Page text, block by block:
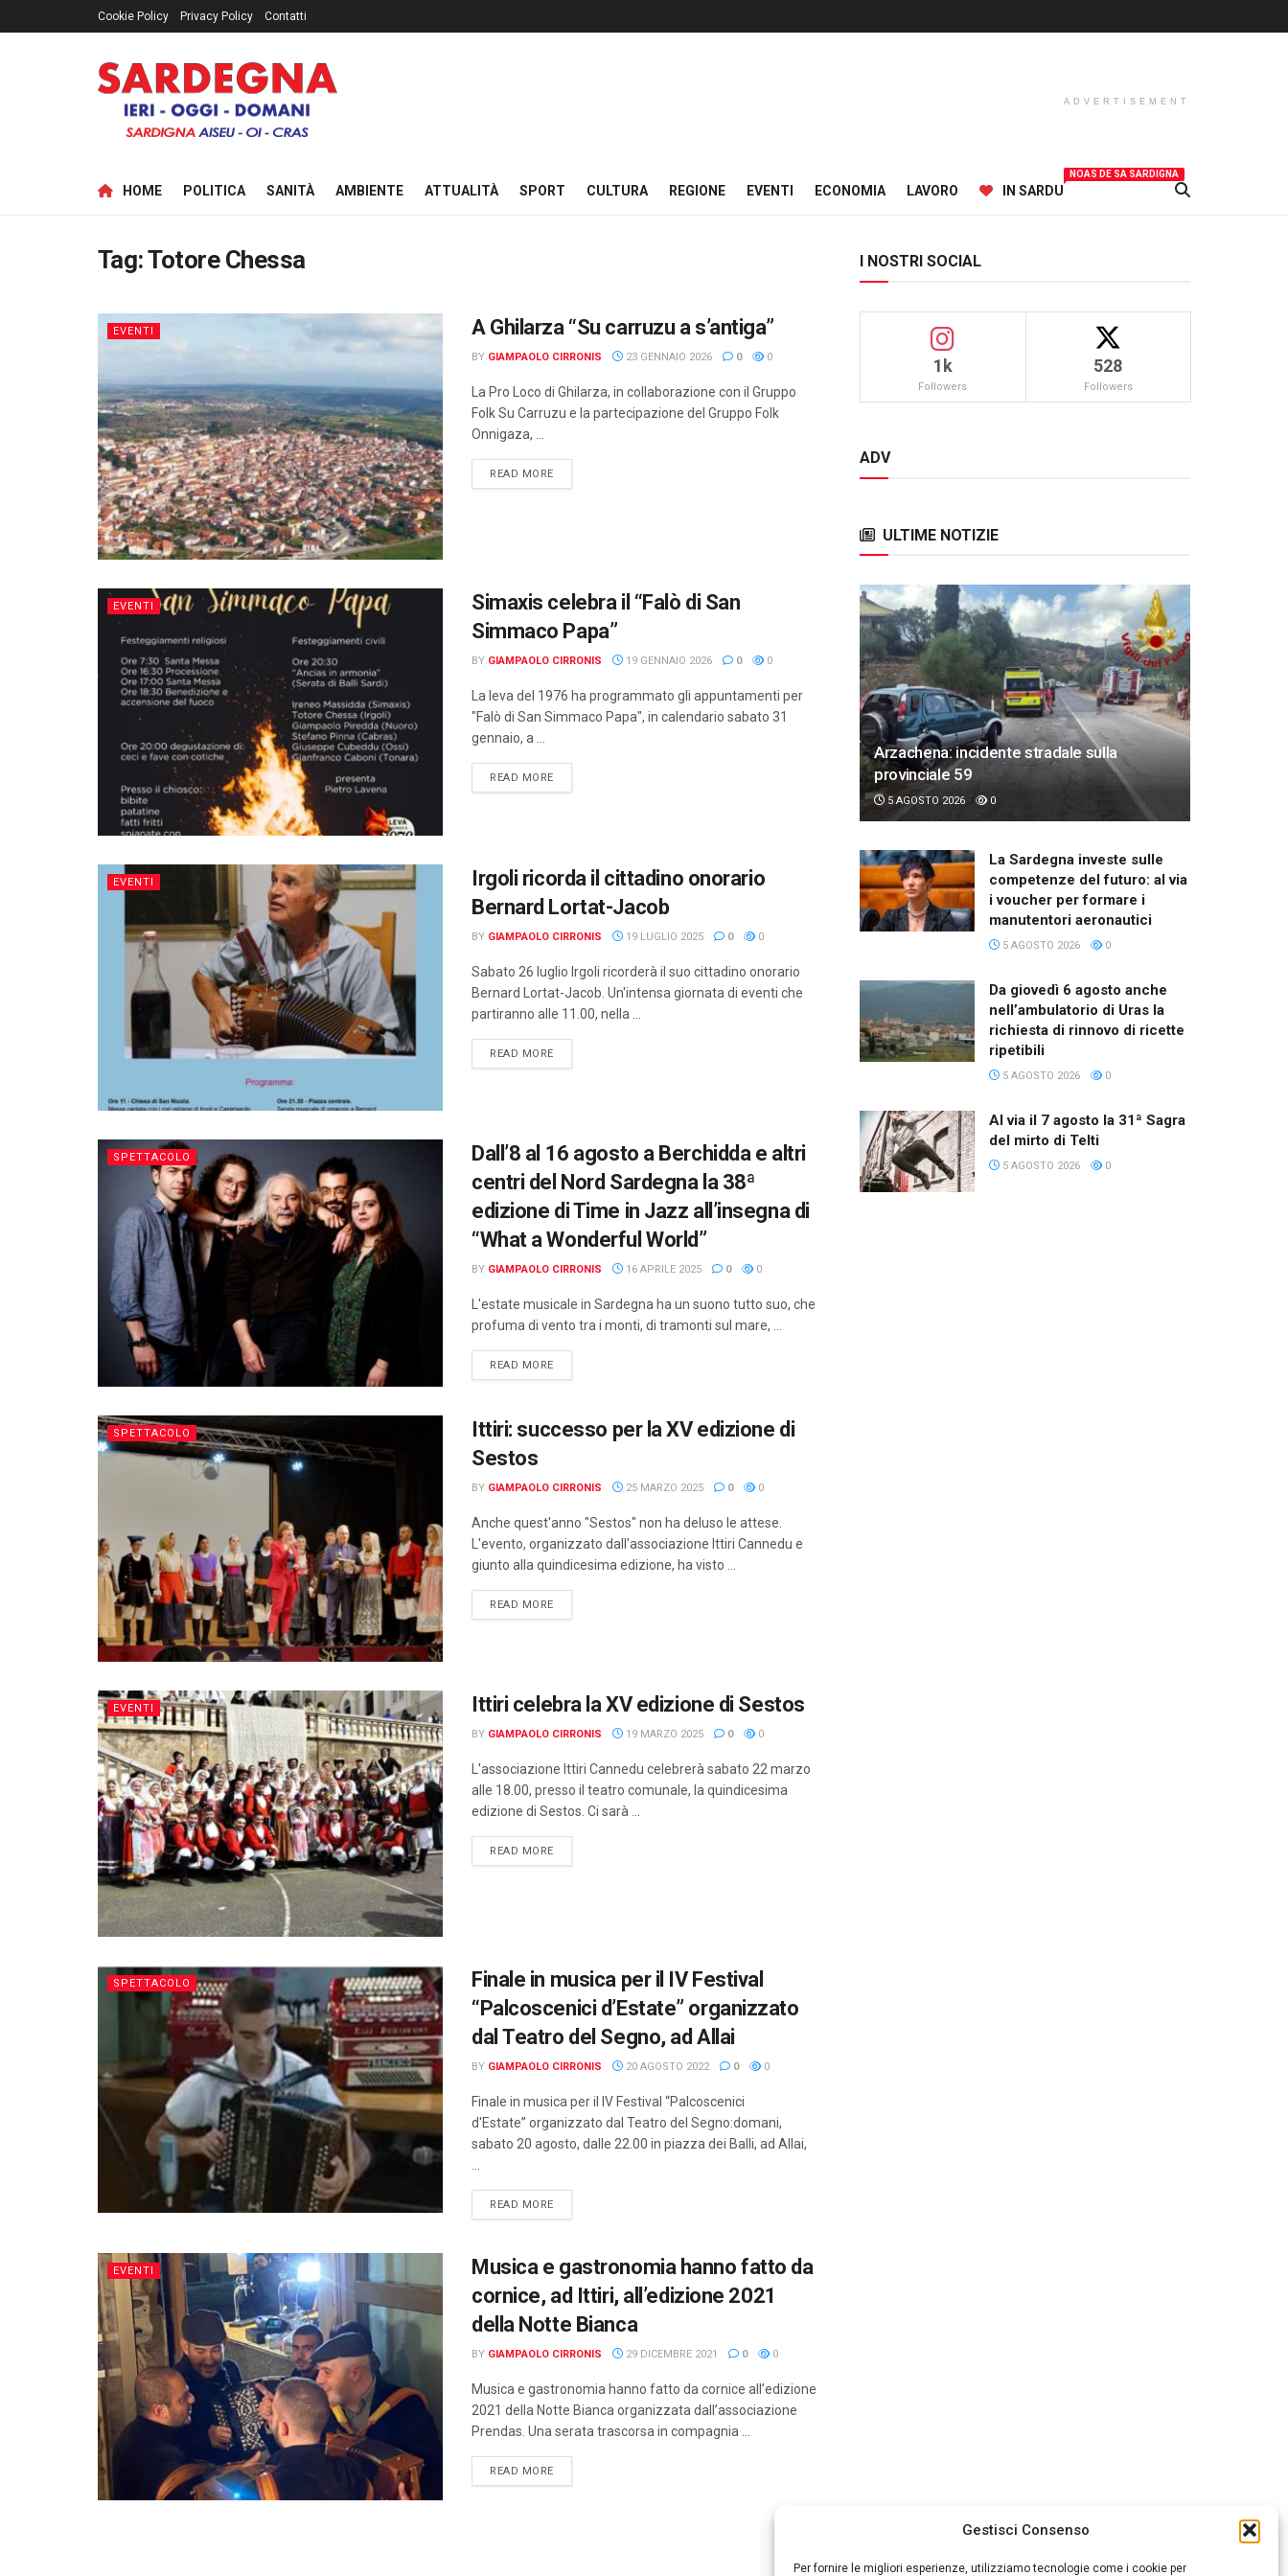
Gestisci Consenso
Per fornire le migliori esperienze, utilizziamo tecnologie come i cookie per
Cookie Policy Privacy Policy Contatti
ADVERTISEMENT
HOME POLITICA SANITÀ AMBIENTE ATTUALITÀ SPORT CULTURA REGIONE EVENTI ECONOMIA LAVORO IN SARDU
NOAS DE SA SARDIGNA
Tag:Totore Chessa
EVENTI A Ghilarza “Su carruzu a s’antiga”
BY GIAMPAOLO CIRRONIS 23 GENNAIO 2026 0 0
La Pro Loco di Ghilarza, in collaborazione con il Gruppo
Folk Su Carruzu e la partecipazione del Gruppo Folk
Onnigaza, ...
READ MOREDETAILS
EVENTI
Simaxis celebra il “Falò di San
Simmaco Papa”
BY GIAMPAOLO CIRRONIS 19 GENNAIO 2026 0 0
La leva del 1976 ha programmato gli appuntamenti per
"Falò di San Simmaco Papa", in calendario sabato 31
gennaio, a ...
READ MOREDETAILS
EVENTI
Irgoli ricorda il cittadino onorario
Bernard Lortat-Jacob
BY GIAMPAOLO CIRRONIS 19 LUGLIO 2025 0 0
Sabato 26 luglio Irgoli ricorderà il suo cittadino onorario
Bernard Lortat-Jacob. Un'intensa giornata di eventi che
partiranno alle 11.00, nella ...
READ MOREDETAILS
SPETTACOLO
Dall’8 al 16 agosto a Berchidda e altri
centri del Nord Sardegna la 38ª
edizione di Time in Jazz all’insegna di
“What a Wonderful World”
BY GIAMPAOLO CIRRONIS 16 APRILE 2025 0 0
L'estate musicale in Sardegna ha un suono tutto suo, che
profuma di vento tra i monti, di tramonti sul mare, ...
READ MOREDETAILS
SPETTACOLO
Ittiri: successo per la XV edizione di
Sestos
BY GIAMPAOLO CIRRONIS 25 MARZO 2025 0 0
Anche quest'anno "Sestos" non ha deluso le attese.
L'evento, organizzato dall'associazione Ittiri Cannedu e
giunto alla quindicesima edizione, ha visto ...
READ MOREDETAILS
EVENTI Ittiri celebra la XV edizione di Sestos
BY GIAMPAOLO CIRRONIS 19 MARZO 2025 0 0
L'associazione Ittiri Cannedu celebrerà sabato 22 marzo
alle 18.00, presso il teatro comunale, la quindicesima
edizione di Sestos. Ci sarà ...
READ MOREDETAILS
SPETTACOLO
Finale in musica per il IV Festival
“Palcoscenici d’Estate” organizzato
dal Teatro del Segno, ad Allai
BY GIAMPAOLO CIRRONIS 20 AGOSTO 2022 0 0
Finale in musica per il IV Festival “Palcoscenici
d'Estate” organizzato dal Teatro del Segno:domani,
sabato 20 agosto, dalle 22.00 in piazza dei Balli, ad Allai,
...
READ MOREDETAILS
EVENTI
Musica e gastronomia hanno fatto da
cornice, ad Ittiri, all’edizione 2021
della Notte Bianca
BY GIAMPAOLO CIRRONIS 29 DICEMBRE 2021 0 0
Musica e gastronomia hanno fatto da cornice all’edizione
2021 della Notte Bianca organizzata dall’associazione
Prendas. Una serata trascorsa in compagnia ...
READ MOREDETAILS
I NOSTRI SOCIAL
1k
Followers
528
Followers
ADV
ULTIME NOTIZIE
Arzachena: incidente stradale sulla
provinciale 59
5 AGOSTO 2026 0
La Sardegna investe sulle
competenze del futuro: al via
i voucher per formare i
manutentori aeronautici
5 AGOSTO 2026 0
Da giovedì 6 agosto anche
nell’ambulatorio di Uras la
richiesta di rinnovo di ricette
ripetibili
5 AGOSTO 2026 0
Al via il 7 agosto la 31ª Sagra
del mirto di Telti
5 AGOSTO 2026 0